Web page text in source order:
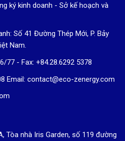
ký kinh doanh - Sở kế hoạch và
Số 41 Đường Thép Mới, P. Bảy
Nam.
77 - Fax: +84.28.6292 5378
Email: contact@eco-zenergy.com
Tòa nhà Iris Garden, số 119 đường